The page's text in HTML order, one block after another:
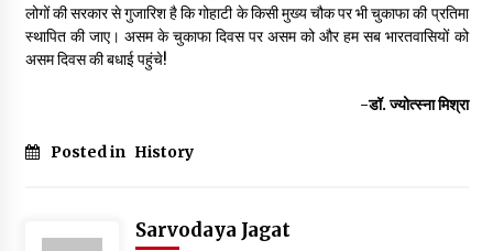
लोगों की सरकार से गुजारिश है कि गोहाटी के किसी मुख्य चौक पर भी चुकाफा की प्रतिमा
स्थापित की जाए। असम के चुकाफा दिवस पर असम को और हम सब भारतवासियों को
असम दिवस की बधाई पहुंचे!
-डॉ. ज्योत्स्ना मिश्रा
Posted in History
Sarvodaya Jagat